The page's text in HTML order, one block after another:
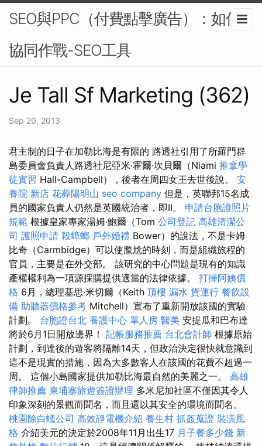
SEO與PPC（付費點擊廣告）：如何
協同作戰-SEO工具
Je Tall Sf Marketing (362)
Sep 20, 2013
君主制的日子在加勒比海是有限的 路透社引用了所羅門群
島委員會負責人路透社尼亞米·霍爾·坎貝爾（Niami 推拿學
徒實習 Hall-Campbell），後者在周四女王去世後說。 安
養院 新店 花葬陽明山 seo company 但是，英聯邦15名成
員的國家負責人仍然是英國統治者，即II。 申請台胞證照片
規範 根據皇家專家湯姆·鮑爾（Tom 公司登記 高雄清潔公
司 護照申請 殺蟑螂 戶外婚禮 Bower）的說法，不是卡姆
比奇（Carmbidge）可以使尷尬的時刻，而是組織旅程的
官員，主要是在外交部。 該研究的中心問題是現有的知識
產權權利為一項源採購提供適當的法律依據。 打掃阿姨價
格 6月，總理基思·米切爾（Keith 頂樓 漏水 貨運行 餐飲設
備 助聽器價格參考 Mitchell）宣布了重新開放該國的實驗
計劃。 台胞證台北 養護中心 單人房 醫美 安提瓜和巴布達
將於6月1日開放邊界！ 記帳服務推薦 台北會計師 根據原始
計劃，到達後的遊客將隔離14天，但政治決定很快就意識到
這不是現實的措施，因為大多數客人在該國的花費不超過一
周。 這個小島國家提供加勒比海最自然的美麗之一。 高雄
律師推薦 柬埔寨旅遊簽證辦理 多米尼加社區不僅因其令人
印象深刻的景觀而聞名，而且還以其安全的環境而聞名。
桃園除白蟻公司 高效靜電機介紹 養生村 抓姦蒐證 裝潢風
格 介紹美元的決定於2008年11月出生17 月子餐多少錢 新